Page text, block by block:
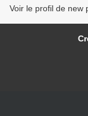
Voir le profil de new